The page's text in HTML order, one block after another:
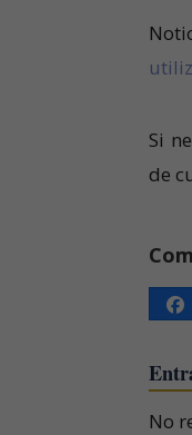
Si
de
No